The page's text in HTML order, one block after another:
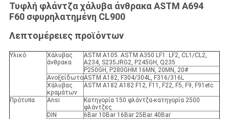
Τυφλή φλάντζα χάλυβα άνθρακα ASTM A694
F60 σφυρηλατημένη CL900
Λεπτομέρειες προϊόντων
Υλικό
Χάλυβας
άνθρακα
ASTM A105. ASTM A350 LF1. LF2, CL1/CL2,
A234, S235JRG2, P245GH, Q235
P250GH, P280GHM 16MN, 20MN, 20#
ΑνοξείδωτοASTM A182, F304/304L, F316/316L
Χάλυβας
κραμάτων
ASTM A182 A182 F12, F11, F22, F5, F9, F91etc.
Πρότυπα Ansi
Κατηγορία 150 φλάντζα-κατηγορία 2500
φλάντζες
DIN
6Bar 10Bar 16Bar 25Bar 40Bar